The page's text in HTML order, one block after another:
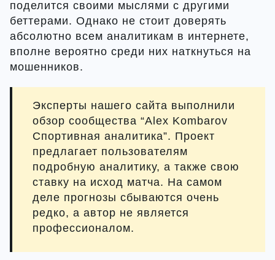
поделится своими мыслями с другими
беттерами. Однако не стоит доверять
абсолютно всем аналитикам в интернете,
вполне вероятно среди них наткнуться на
мошенников.
Эксперты нашего сайта выполнили
обзор сообщества “Alex Kombarov
Спортивная аналитика”. Проект
предлагает пользователям
подробную аналитику, а также свою
ставку на исход матча. На самом
деле прогнозы сбываются очень
редко, а автор не является
профессионалом.